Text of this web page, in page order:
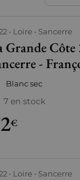
Loire Sancerre
Grande Côte
-
Blanc sec
7 en stock
€
Loire Sancerre